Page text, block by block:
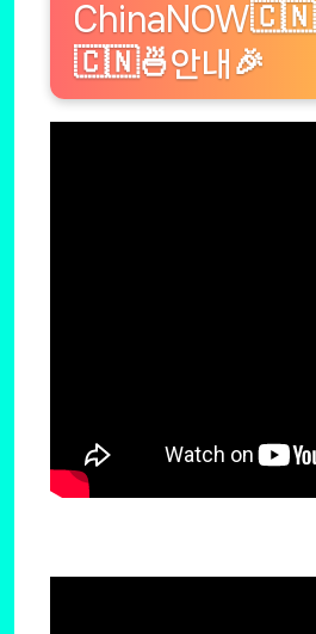
ChinaNOW🇨🇳
🇨🇳🍜안내🎉